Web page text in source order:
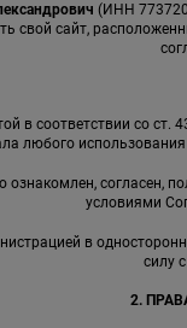
(ИНН
свой сайт,
в соответствии со
любого
согласен,
условиями
в
силу
2.